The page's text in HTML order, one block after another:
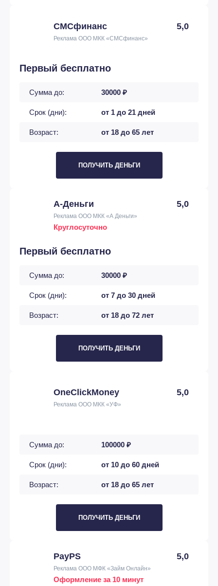
СМСфинанс 5,0
Реклама ООО МКК «СМСфинанс»
Первый бесплатно
Сумма до: 30000 ₽
Срок (дни): от 1 до 21 дней
Возраст: от 18 до 65 лет
ПОЛУЧИТЬ ДЕНЬГИ
А-Деньги 5,0
Реклама ООО МКК «А Деньги»
Круглосуточно
Первый бесплатно
Сумма до: 30000 ₽
Срок (дни): от 7 до 30 дней
Возраст: от 18 до 72 лет
ПОЛУЧИТЬ ДЕНЬГИ
OneClickMoney 5,0
Реклама ООО МКК «УФ»
Сумма до: 100000 ₽
Срок (дни): от 10 до 60 дней
Возраст: от 18 до 65 лет
ПОЛУЧИТЬ ДЕНЬГИ
PayPS 5,0
Реклама ООО МФК «Займ Онлайн»
Оформление за 10 минут